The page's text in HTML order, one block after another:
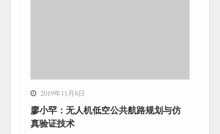
2019年11月8日
廖小罕：无人机低空公共航路规划与仿
真验证技术